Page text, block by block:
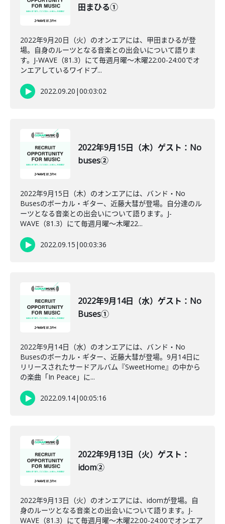
田まひる①
2022年9月20日（火）のオンエアには、甲田まひるが登
場。自身のルーツとなる音楽との出会いについて語りま
す。J-WAVE（81.3）にて毎週月曜～木曜22:00-24:00でオ
ンエアしているワイドプ...
2022.09.20 |00:03:02
2022年9月15日（木）ゲスト：No
buses②
2022年9月15日（木）のオンエアには、バンド・No
Busesのボーカル・ギター、近藤大彗が登場。自分達のル
ーツとなる音楽との出会いについて語ります。J-
WAVE（81.3）にて毎週月曜～木曜22...
2022.09.15 |00:03:36
2022年9月14日（水）ゲスト：No
Buses①
2022年9月14日（水）のオンエアには、バンド・No
Busesのボーカル・ギター、近藤大彗が登場。9月14日に
リリースされたサードアルバム『SweetHome』の中から
の楽曲「In Peace」に...
2022.09.14|00:05:16
2022年9月13日（火）ゲスト：
idom②
2022年9月13日（火）のオンエアには、idomが登場。自
身のルーツとなる音楽との出会いについて語ります。J-
WAVE（81.3）にて毎週月曜～木曜22:00-24:00でオンエア